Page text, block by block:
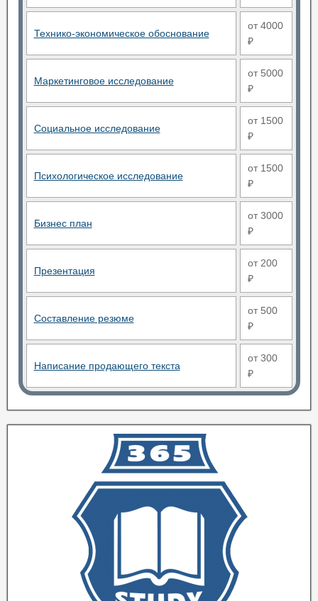
Технико-экономическое обоснование
от 4000
₽
Маркетинговое исследование
от 5000
₽
Социальное исследование
от 1500
₽
Психологическое исследование
от 1500
₽
Бизнес план
от 3000
₽
Презентация
от 200
₽
Составление резюме
от 500
₽
Написание продающего текста
от 300
₽